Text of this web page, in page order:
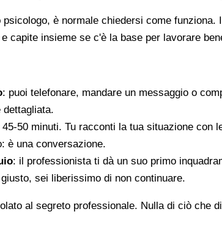
è normale chiedersi come
capite insieme se c'è la base per lavorare
: puoi telefonare, mandare un messaggio o
dettagliata.
50 minuti. Tu racconti la tua situazione con
è una conversazione.
: il professionista ti dà un suo primo
sei liberissimo di non continuare.
al segreto professionale. Nulla di ciò che